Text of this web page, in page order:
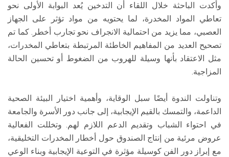
وأكدت الباحثة خلال اللقاء أن التدخين يُعد البوابة الأولى نحو
تعاطي المواد المخدرة، لما يحتويه من مواد تؤثر على الجهاز
العصبي، مما يزيد من احتمالية الانجراف نحو تجارب أخطر. كما تم
تصحيح العديد من المفاهيم الخاطئة المرتبطة بتعاطي المخدرات،
مثل الاعتقاد بأنها وسيلة للهروب من الضغوط أو تحسين الحالة
المزاجية.
وتناولت الندوة أيضًا سبل الوقاية، وأهمية اختيار البيئة الصحية
الداعمة، والتمسك بالقيم الإيجابية، إلى جانب دور الأسرة والجامعة
في احتواء الشباب وتقديم الدعم اللازم لهم. وتخللت الفعالية
عروض مرئية من إنتاج الصندوق حول أخطار المخدرات التخليقية،
مع إبراز دور الفن كوسيلة مؤثرة في التوعية الإيجابية وبناء الوعي